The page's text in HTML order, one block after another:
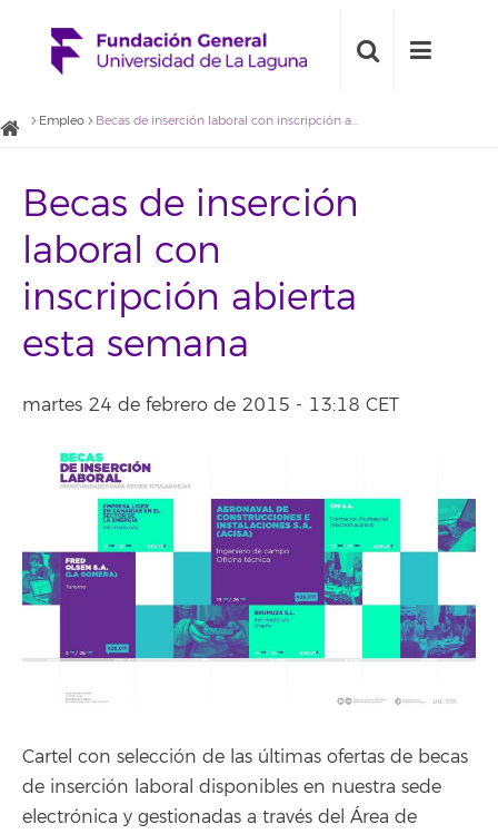
Empleo Becas de inserción laboral con inscripción abierta esta semana
Becas de inserción
laboral con
inscripción abierta
esta semana
martes 24 de febrero de 2015 - 13:18 CET
Cartel con selección de las últimas ofertas de becas
de inserción laboral disponibles en nuestra sede
electrónica y gestionadas a través del Área de